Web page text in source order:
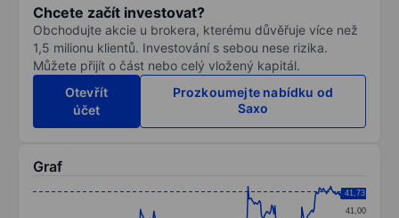
Chcete začít investovat?
Obchodujte akcie u brokera, kterému důvěřuje více než
1,5 milionu klientů. Investování s sebou nese rizika.
Můžete přijít o část nebo celý vložený kapitál.
Otevřít
účet
Prozkoumejte nabídku od
Saxo
Graf
41,00
41,73